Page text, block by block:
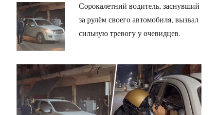
Сорокалетний водитель, заснувший
за рулём своего автомобиля, вызвал
сильную тревогу у очевидцев.